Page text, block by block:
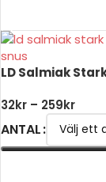
LD Salmiak
32kr – 259kr
ANTAL